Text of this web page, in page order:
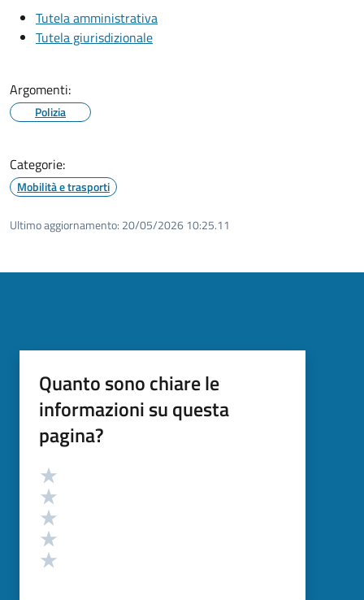
Tutela amministrativa
Tutela giurisdizionale
Argomenti:
Polizia
Categorie:
Mobilità e trasporti
Ultimo aggiornamento: 20/05/2026 10:25.11
Quanto sono chiare le
informazioni su questa
pagina?
Valutazione